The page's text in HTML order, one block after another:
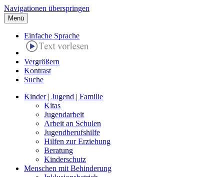
Navigationen überspringen
Menü
Einfache Sprache
Vergrößern
Kontrast
Suche
Kinder | Jugend | Familie
Kitas
Jugendarbeit
Arbeit an Schulen
Jugendberufshilfe
Hilfen zur Erziehung
Beratung
Kinderschutz
Menschen mit Behinderung